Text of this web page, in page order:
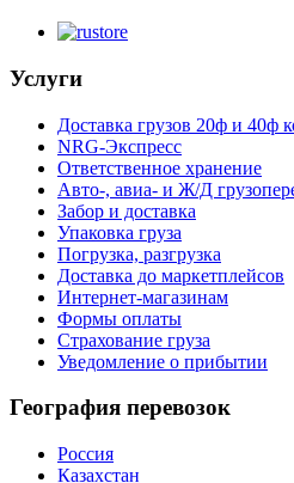
Услуги
Доставка грузов 20ф и 40ф
NRG-Экспресс
Ответственное хранение
Авто-, авиа- и Ж/Д
Забор и доставка
Упаковка груза
Погрузка, разгрузка
Доставка до маркетплейсов
Интернет-магазинам
Формы оплаты
Страхование груза
Уведомление о прибытии
География перевозок
Россия
Казахстан